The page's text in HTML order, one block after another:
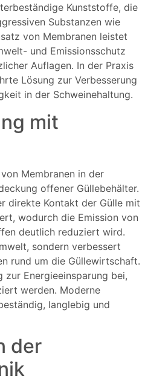
Kunststoffe, die
Substanzen wie
von Membranen leistet
und Emissionsschutz
Auflagen. In der Praxis
Lösung zur Verbesserung
in der Schweinehaltung.
mit
Membranen in der
offener Güllebehälter.
direkte Kontakt der Gülle mit
wodurch die Emission von
deutlich reduziert wird.
sondern verbessert
rund um die Güllewirtschaft.
Energieeinsparung bei,
werden. Moderne
langlebig und
der